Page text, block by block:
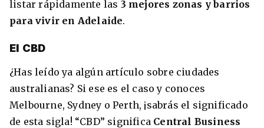
listar rápidamente las 3 mejores zonas y barrios
para vivir en Adelaide.
El CBD
¿Has leído ya algún artículo sobre ciudades
australianas? Si ese es el caso y conoces
Melbourne, Sydney o Perth, ¡sabrás el significado
de esta sigla! “CBD” significa Central Business